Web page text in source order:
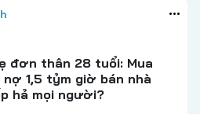
đơn thân 28 tuổi: Mua
1,5 tỷm giờ bán nhà
hả mọi người?